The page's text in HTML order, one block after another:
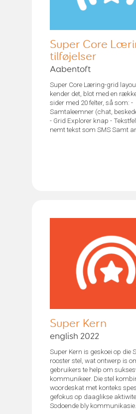
Super Core
tilføjelser
Aabentoft
Super Core Læring-grid
kender det, blot med en
sider med 20 felter, så som: -
Samtaleemner (chat,
- Grid Explorer knap -
nemt tekst som SMS Samt
Super Kern
english 2022
Super Kern is geskoei op die
rooster stel, wat ontwerp is
gebruikers te help om
kommunikeer. Die stel
woordeskat met konteks
gefokus op daaglikse
Sodoende bly kommunikasie...